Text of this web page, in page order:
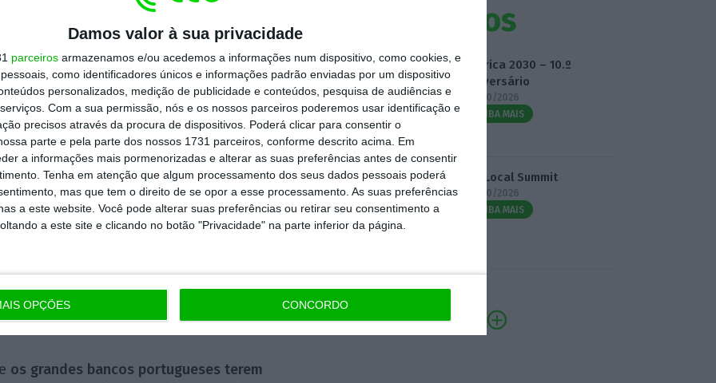
Damos valor à sua privacidade
parceiros armazenamos e/ou acedemos a informações num dispositivo, como cookies, e
como identificadores únicos e informações padrão enviadas por um dispositivo
personalizados, medição de publicidade e conteúdos, pesquisa de audiências e
Com a sua permissão, nós e os nossos parceiros poderemos usar identificação e
precisos através da procura de dispositivos. Poderá clicar para consentir o
parte e pela parte dos nossos 1731 parceiros, conforme descrito acima. Em
a informações mais pormenorizadas e alterar as suas preferências antes de consentir
Tenha em atenção que algum processamento dos seus dados pessoais poderá
mas que tem o direito de se opor a esse processamento. As suas preferências
a este website. Você pode alterar suas preferências ou retirar seu consentimento a
a este site e clicando no botão "Privacidade" na parte inferior da página.
OPÇÕES CONCORDO
, as baixas taxas de juros estão
a resiliência a choques futuros”,
dívida com
, as baixas
garantidas por um
a resiliência
os grandes bancos portugueses terem
Eventos
Fábrica 2030 – 10.º
Aniversário
14/10/2026
SAIBA MAIS
3.º Local Summit
07/10/2026
SAIBA MAIS